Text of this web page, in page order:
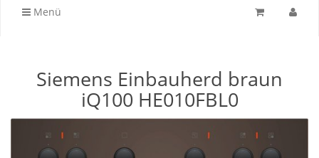
Menü
Siemens Einbauherd braun
iQ100 HE010FBL0